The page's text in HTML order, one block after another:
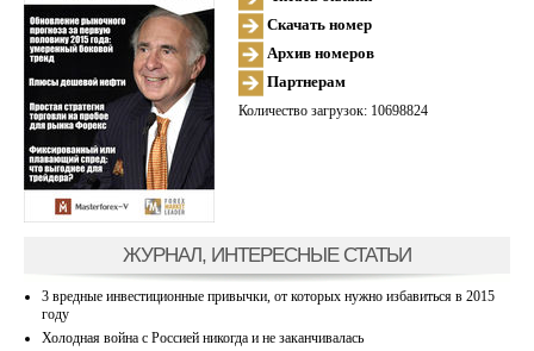
Скачать номер
Архив номеров
Партнерам
Количество загрузок: 10698824
ЖУРНАЛ, ИНТЕРЕСНЫЕ СТАТЬИ
3 вредные инвестиционные привычки, от которых нужно избавиться в 2015
году
Холодная война с Россией никогда и не заканчивалась